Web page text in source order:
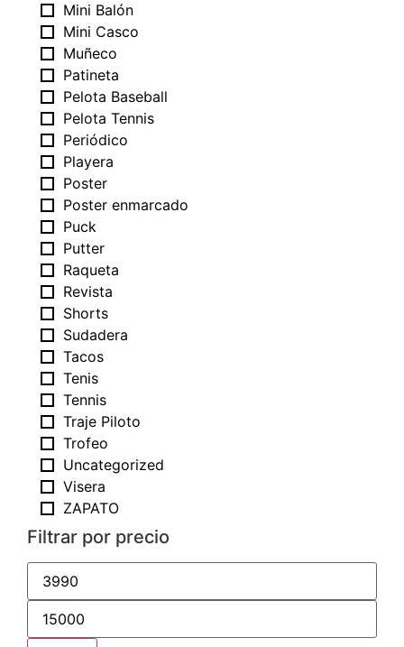
Mini Balón
Mini Casco
Muñeco
Patineta
Pelota Baseball
Pelota Tennis
Periódico
Playera
Poster
Poster enmarcado
Puck
Putter
Raqueta
Revista
Shorts
Sudadera
Tacos
Tenis
Tennis
Traje Piloto
Trofeo
Uncategorized
Visera
ZAPATO
Filtrar por precio